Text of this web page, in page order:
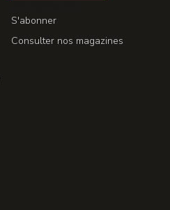
S'abonner
Consulter nos magazines